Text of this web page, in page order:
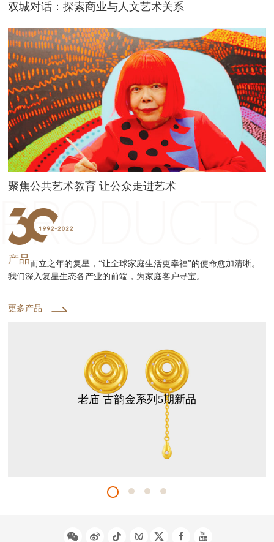
双城对话：探索商业与人文艺术关系
聚焦公共艺术教育 让公众走进艺术
产品而立之年的复星，“让全球家庭生活更幸福”的使命愈加清晰。
我们深入复星生态各产业的前端，为家庭客户寻宝。
更多产品
老庙 古韵金系列5期新品